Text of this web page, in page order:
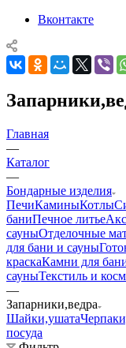
Вконтакте
Главная
—
Каталог
—
Бондарные изделия
ПечиКаминыКотлы
баниПечное литье
сауныОтделочные
для бани и сауны
краскаКамни для
сауныТекстиль и
—
Запарники,ведра
Шайки,ушата
посуда